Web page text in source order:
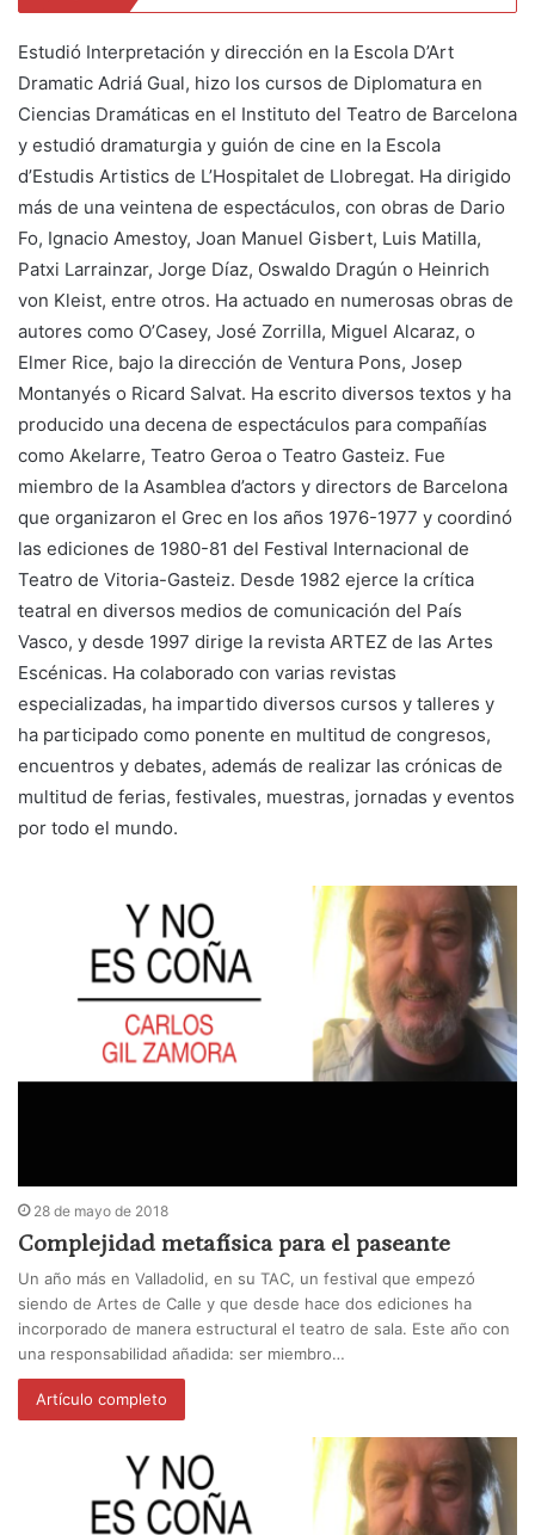
Estudió Interpretación y dirección en la Escola D’Art
Dramatic Adriá Gual, hizo los cursos de Diplomatura en
Ciencias Dramáticas en el Instituto del Teatro de Barcelona
y estudió dramaturgia y guión de cine en la Escola
d’Estudis Artistics de L’Hospitalet de Llobregat. Ha dirigido
más de una veintena de espectáculos, con obras de Dario
Fo, Ignacio Amestoy, Joan Manuel Gisbert, Luis Matilla,
Patxi Larrainzar, Jorge Díaz, Oswaldo Dragún o Heinrich
von Kleist, entre otros. Ha actuado en numerosas obras de
autores como O’Casey, José Zorrilla, Miguel Alcaraz, o
Elmer Rice, bajo la dirección de Ventura Pons, Josep
Montanyés o Ricard Salvat. Ha escrito diversos textos y ha
producido una decena de espectáculos para compañías
como Akelarre, Teatro Geroa o Teatro Gasteiz. Fue
miembro de la Asamblea d’actors y directors de Barcelona
que organizaron el Grec en los años 1976-1977 y coordinó
las ediciones de 1980-81 del Festival Internacional de
Teatro de Vitoria-Gasteiz. Desde 1982 ejerce la crítica
teatral en diversos medios de comunicación del País
Vasco, y desde 1997 dirige la revista ARTEZ de las Artes
Escénicas. Ha colaborado con varias revistas
especializadas, ha impartido diversos cursos y talleres y
ha participado como ponente en multitud de congresos,
encuentros y debates, además de realizar las crónicas de
multitud de ferias, festivales, muestras, jornadas y eventos
por todo el mundo.
28 de mayo de 2018
Complejidad metafísica para el paseante
Un año más en Valladolid, en su TAC, un festival que empezó
siendo de Artes de Calle y que desde hace dos ediciones ha
incorporado de manera estructural el teatro de sala. Este año con
una responsabilidad añadida: ser miembro…
Artículo completo